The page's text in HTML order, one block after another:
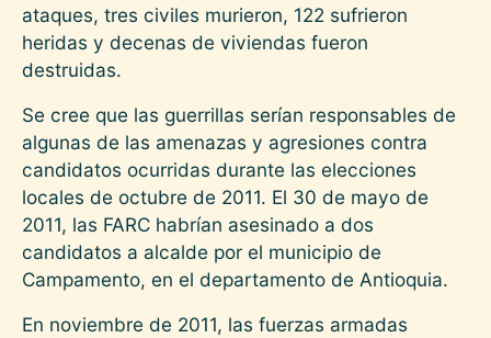
ataques, tres civiles murieron, 122 sufrieron
heridas y decenas de viviendas fueron
destruidas.
Se cree que las guerrillas serían responsables de
algunas de las amenazas y agresiones contra
candidatos ocurridas durante las elecciones
locales de octubre de 2011. El 30 de mayo de
2011, las FARC habrían asesinado a dos
candidatos a alcalde por el municipio de
Campamento, en el departamento de Antioquia.
En noviembre de 2011, las fuerzas armadas